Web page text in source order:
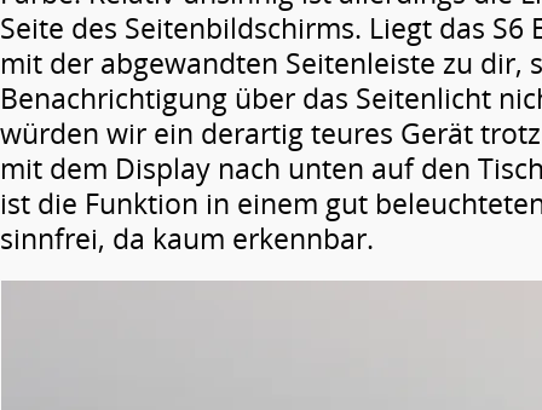
Seite des Seitenbildschirms. Liegt das S6
mit der abgewandten Seitenleiste zu dir,
Benachrichtigung über das Seitenlicht
würden wir ein derartig teures Gerät
mit dem Display nach unten auf den
ist die Funktion in einem gut
sinnfrei, da kaum erkennbar.